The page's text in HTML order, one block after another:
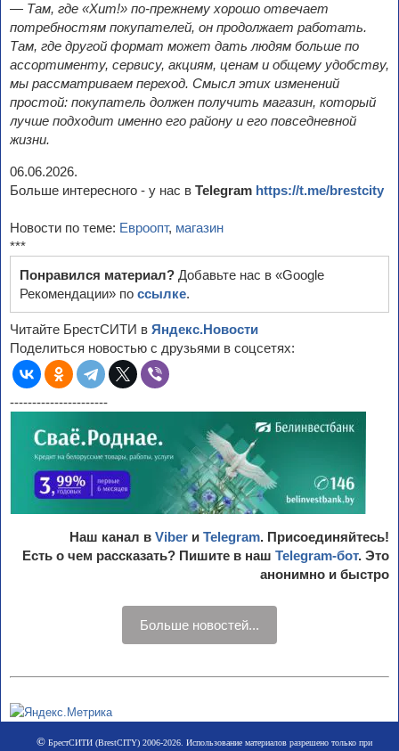
— Там, где «Хит!» по-прежнему хорошо отвечает
потребностям покупателей, он продолжает работать.
Там, где другой формат может дать людям больше по
ассортименту, сервису, акциям, ценам и общему удобству,
мы рассматриваем переход. Смысл этих изменений
простой: покупатель должен получить магазин, который
лучше подходит именно его району и его повседневной
жизни.
06.06.2026.
Больше интересного - у нас в Telegram https://t.me/brestcity
Новости по теме: Евроопт, магазин
***
Понравился материал? Добавьте нас в «Google
Рекомендации» по ссылке.
Читайте БрестСИТИ в Яндекс.Новости
Поделиться новостью с друзьями в соцсетях:
----------------------
Наш канал в Viber и Telegram. Присоединяйтесь!
Есть о чем рассказать? Пишите в наш Telegram-бот. Это
анонимно и быстро
Больше новостей...
©БрестСИТИ (BrestCITY) 2006-2026. Использование материалов разрешено только при